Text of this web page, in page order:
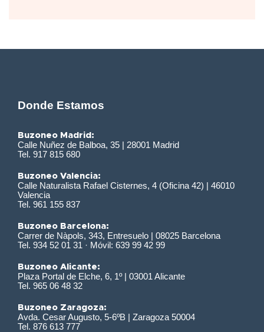
Donde Estamos
Buzoneo Madrid:
Calle Nuñez de Balboa, 35 | 28001 Madrid
Tel. 917 815 680
Buzoneo Valencia:
Calle Naturalista Rafael Cisternes, 4 (Oficina 42) | 46010
Valencia
Tel. 961 155 837
Buzoneo Barcelona:
Carrer de Nàpols, 343, Entresuelo | 08025 Barcelona
Tel. 934 52 01 31 · Móvil: 639 99 42 99
Buzoneo Alicante:
Plaza Portal de Elche, 6, 1º | 03001 Alicante
Tel. 965 06 48 32
Buzoneo Zaragoza:
Avda. Cesar Augusto, 5-6ºB | Zaragoza 50004
Tel. 876 613 777